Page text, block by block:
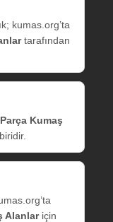
kumas.org’ta
tarafından
Parça Kumaş
Alanlariçin